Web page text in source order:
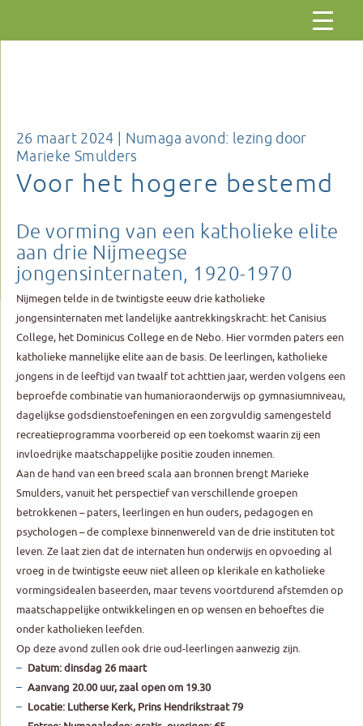
26 maart 2024 | Numaga avond: lezing door
Marieke Smulders
Voor het hogere bestemd
De vorming van een katholieke elite
aan drie Nijmeegse
jongensinternaten, 1920-1970
Nijmegen telde in de twintigste eeuw drie katholieke
jongensinternaten met landelijke aantrekkingskracht: het Canisius
College, het Dominicus College en de Nebo. Hier vormden paters een
katholieke mannelijke elite aan de basis. De leerlingen, katholieke
jongens in de leeftijd van twaalf tot achttien jaar, werden volgens een
beproefde combinatie van humanioraonderwijs op gymnasiumniveau,
dagelijkse godsdienstoefeningen en een zorgvuldig samengesteld
recreatieprogramma voorbereid op een toekomst waarin zij een
invloedrijke maatschappelijke positie zouden innemen.
Aan de hand van een breed scala aan bronnen brengt Marieke
Smulders, vanuit het perspectief van verschillende groepen
betrokkenen – paters, leerlingen en hun ouders, pedagogen en
psychologen – de complexe binnenwereld van de drie instituten tot
leven. Ze laat zien dat de internaten hun onderwijs en opvoeding al
vroeg in de twintigste eeuw niet alleen op klerikale en katholieke
vormingsidealen baseerden, maar tevens voortdurend afstemden op
maatschappelijke ontwikkelingen en op wensen en behoeftes die
onder katholieken leefden.
Op deze avond zullen ook drie oud-leerlingen aanwezig zijn.
Datum: dinsdag 26 maart
Aanvang 20.00 uur, zaal open om 19.30
Locatie: Lutherse Kerk, Prins Hendrikstraat 79